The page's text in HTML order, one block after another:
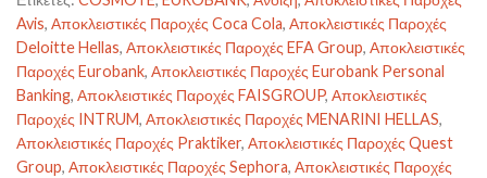
Avis, Αποκλειστικές Παροχές Coca Cola, Αποκλειστικές Παροχές
Deloitte Hellas, Αποκλειστικές Παροχές EFA Group, Αποκλειστικές
Παροχές Eurobank, Αποκλειστικές Παροχές Eurobank Personal
Banking, Αποκλειστικές Παροχές FAISGROUP, Αποκλειστικές
Παροχές INTRUM, Αποκλειστικές Παροχές MENARINI HELLAS,
Αποκλειστικές Παροχές Praktiker, Αποκλειστικές Παροχές Quest
Group, Αποκλειστικές Παροχές Sephora, Αποκλειστικές Παροχές